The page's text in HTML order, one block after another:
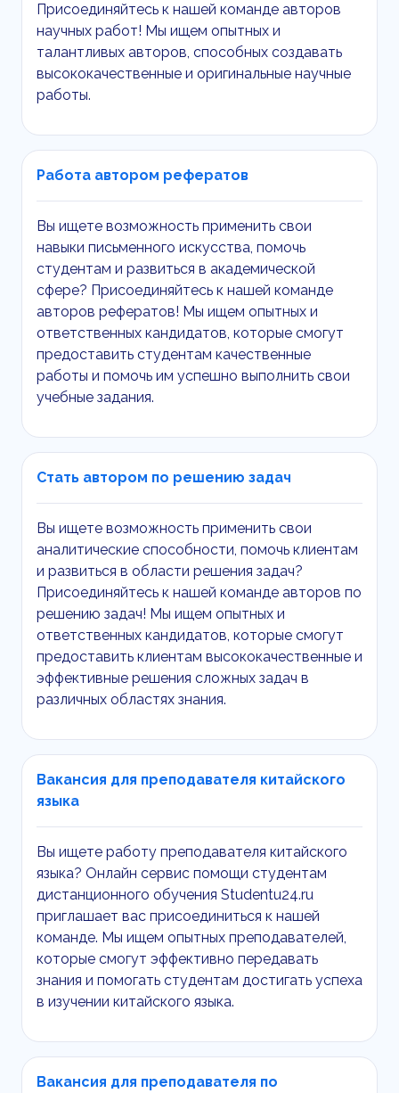
Присоединяйтесь к нашей команде авторов
научных работ! Мы ищем опытных и
талантливых авторов, способных создавать
высококачественные и оригинальные научные
работы.
Работа автором рефератов
Вы ищете возможность применить свои
навыки письменного искусства, помочь
студентам и развиться в академической
сфере? Присоединяйтесь к нашей команде
авторов рефератов! Мы ищем опытных и
ответственных кандидатов, которые смогут
предоставить студентам качественные
работы и помочь им успешно выполнить свои
учебные задания.
Стать автором по решению задач
Вы ищете возможность применить свои
аналитические способности, помочь клиентам
и развиться в области решения задач?
Присоединяйтесь к нашей команде авторов по
решению задач! Мы ищем опытных и
ответственных кандидатов, которые смогут
предоставить клиентам высококачественные и
эффективные решения сложных задач в
различных областях знания.
Вакансия для преподавателя китайского
языка
Вы ищете работу преподавателя китайского
языка? Онлайн сервис помощи студентам
дистанционного обучения Studentu24.ru
приглашает вас присоединиться к нашей
команде. Мы ищем опытных преподавателей,
которые смогут эффективно передавать
знания и помогать студентам достигать успеха
в изучении китайского языка.
Вакансия для преподавателя по